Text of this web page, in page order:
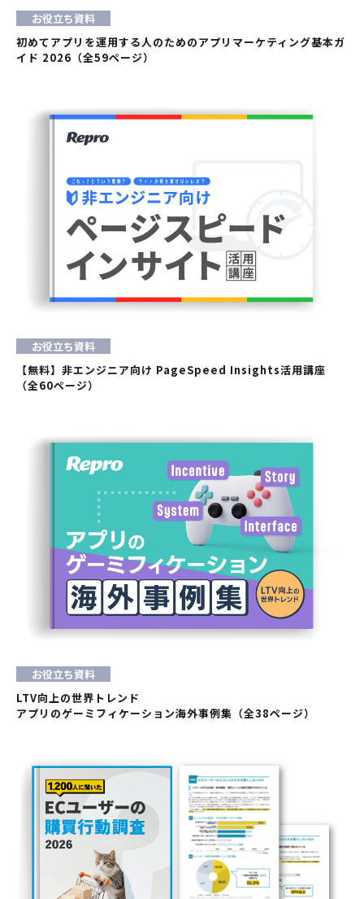
お役立ち資料
初めてアプリを運用する人のためのアプリマーケティング基本ガ
イド 2026（全59ページ）
お役立ち資料
【無料】非エンジニア向け PageSpeed Insights活用講座
（全60ページ）
お役立ち資料
LTV向上の世界トレンド
アプリのゲーミフィケーション海外事例集（全38ページ）